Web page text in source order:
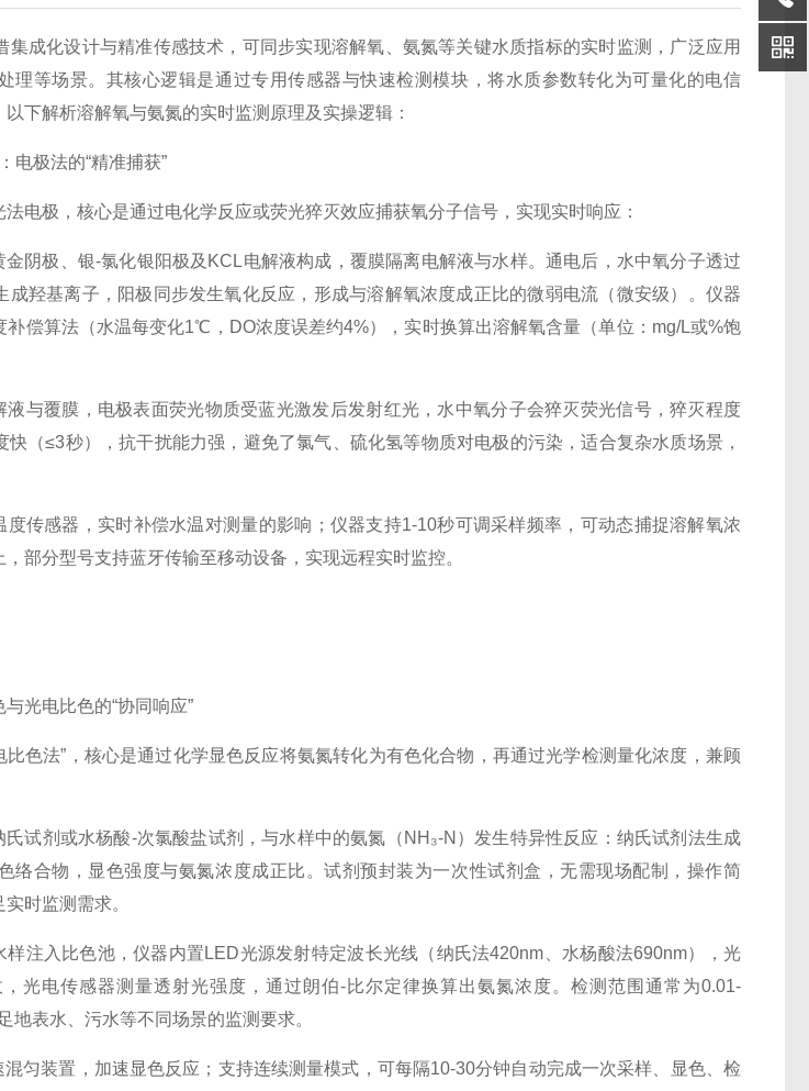
集成化设计与精准传感技术，可同步实现溶解氧、氨氮等关键水质指标的实时监测，广泛应用
理等场景。其核心逻辑是通过专用传感器与快速检测模块，将水质参数转化为可量化的电信
下解析溶解氧与氨氮的实时监测原理及实操逻辑：
极法的“精准捕获”
极，核心是通过电化学反应或荧光猝灭效应捕获氧分子信号，实现实时响应：
极、银-氯化银阳极及KCL电解液构成，覆膜隔离电解液与水样。通电后，水中氧分子透过
成羟基离子，阳极同步发生氧化反应，形成与溶解氧浓度成正比的微弱电流（微安级）。仪器
补偿算法（水温每变化1℃，DO浓度误差约4%），实时换算出溶解氧含量（单位：mg/L或%饱
覆膜，电极表面荧光物质受蓝光激发后发射红光，水中氧分子会猝灭荧光信号，猝灭程度
（≤3秒），抗干扰能力强，避免了氯气、硫化氢等物质对电极的污染，适合复杂水质场景，
感器，实时补偿水温对测量的影响；仪器支持1-10秒可调采样频率，可动态捕捉溶解氧浓
部分型号支持蓝牙传输至移动设备，实现远程实时监控。
光电比色的“协同响应”
法”，核心是通过化学显色反应将氨氮转化为有色化合物，再通过光学检测量化浓度，兼顾
剂或水杨酸-次氯酸盐试剂，与水样中的氨氮（NH₃-N）发生特异性反应：纳氏试剂法生成
络合物，显色强度与氨氮浓度成正比。试剂预封装为一次性试剂盒，无需现场配制，操作简
时监测需求。
入比色池，仪器内置LED光源发射特定波长光线（纳氏法420nm、水杨酸法690nm），光
光电传感器测量透射光强度，通过朗伯-比尔定律换算出氨氮浓度。检测范围通常为0.01-
地表水、污水等不同场景的监测要求。
装置，加速显色反应；支持连续测量模式，可每隔10-30分钟自动完成一次采样、显色、检